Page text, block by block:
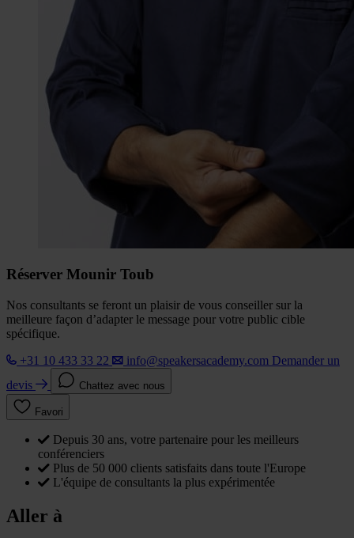
Réserver Mounir Toub
Nos consultants se feront un plaisir de vous conseiller sur la
meilleure façon d’adapter le message pour votre public cible
spécifique.
+31 10 433 33 22
info@speakersacademy.com Demander un
devis
Chattez avec nous
Favori
Depuis 30 ans, votre partenaire pour les meilleurs
conférenciers
Plus de 50 000 clients satisfaits dans toute l'Europe
L'équipe de consultants la plus expérimentée
Aller à